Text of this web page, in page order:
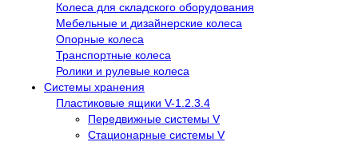
Колеса для складского оборудования
Мебельные и дизайнерские колеса
Опорные колеса
Транспортные колеса
Ролики и рулевые колеса
Системы хранения
Пластиковые ящики V-1.2.3.4
Передвижные системы V
Стационарные системы V